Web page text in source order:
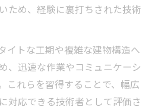
ため、経験に裏打ちされた技術
イトな工期や複雑な建物構造へ
、迅速な作業やコミュニケーシ
これらを習得することで、幅広
対応できる技術者として評価さ